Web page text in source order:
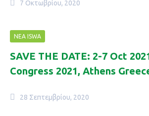
7 Οκτωβρίου, 2020
NΈΑ ISWA
SAVE THE DATE: 2-7 Oct
Congress 2021, Athens
28 Σεπτεμβρίου, 2020